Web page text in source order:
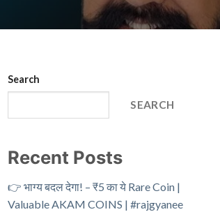
Search
SEARCH
Recent Posts
👉 भाग्य बदल देगा! – ₹5 का ये Rare Coin |
Valuable AKAM COINS | #rajgyanee